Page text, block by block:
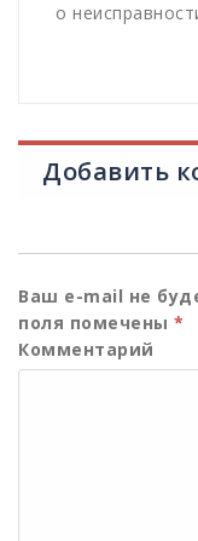
о
Добавить
Ваш e-mail не
поля помечены *
Комментарий